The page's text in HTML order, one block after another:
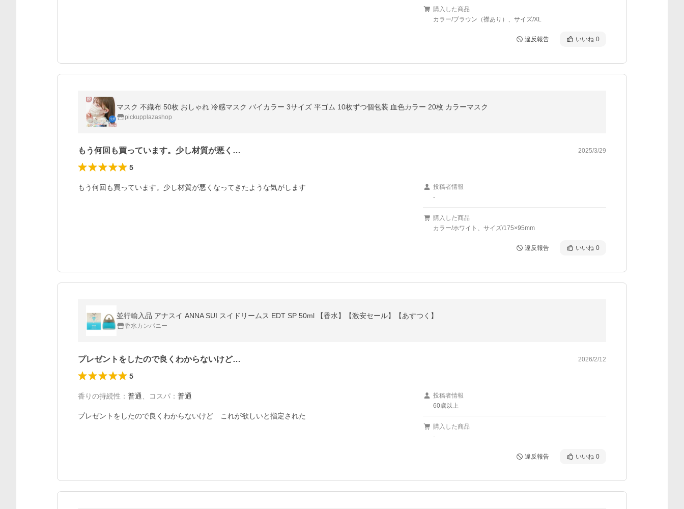
購入した商品
カラー/ブラウン（襟あり）、サイズ/XL
違反報告 いいね 0
マスク 不織布 50枚 おしゃれ 冷感マスク バイカラー 3サイズ 平ゴム 10枚ずつ個包装 血色カラー 20枚 カラーマスク
pickupplazashop
もう何回も買っています。少し材質が悪く… 2025/3/29
5
もう何回も買っています。少し材質が悪くなってきたような気がします
投稿者情報
-
購入した商品
カラー/ホワイト、サイズ/175×95mm
違反報告 いいね 0
並行輸入品 アナスイ ANNA SUI スイドリームス EDT SP 50ml 【香水】【激安セール】【あすつく】
香水カンパニー
プレゼントをしたので良くわからないけど… 2026/2/12
5
香りの持続性 ： 普通 コスパ ： 普通
プレゼントをしたので良くわからないけど　これが欲しいと指定された
投稿者情報
60歳以上
購入した商品
-
違反報告 いいね 0